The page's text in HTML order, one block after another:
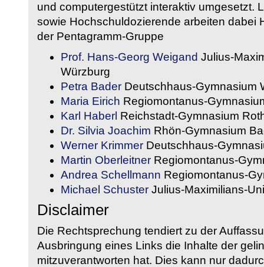
und computergestützt interaktiv umgesetzt.
sowie Hochschuldozierende arbeiten dabei
der Pentagramm-Gruppe
Prof. Hans-Georg Weigand Julius-
Würzburg
Petra Bader Deutschhaus-Gymnasium
Maria Eirich Regiomontanus-
Karl Haberl Reichstadt-Gymnasium
Dr. Silvia Joachim Rhön-Gymnasium
Werner Krimmer Deutschhaus-
Martin Oberleitner Regiomontanus-
Andrea Schellmann Regiomontanus-
Michael Schuster Julius-Maximilians-
Disclaimer
Die Rechtsprechung tendiert zu der
Ausbringung eines Links die Inhalte der
mitzuverantworten hat. Dies kann nur